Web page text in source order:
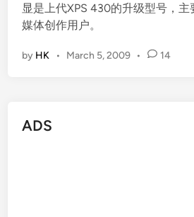
显是上代XPS 430的升级型号，
媒体创作用户。
by HK • March 5, 2009 • 14
ADS